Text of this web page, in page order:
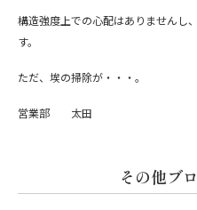
構造強度上での心配はありませんし
す。
ただ、埃の掃除が・・・。
営業部 太田
その他ブ